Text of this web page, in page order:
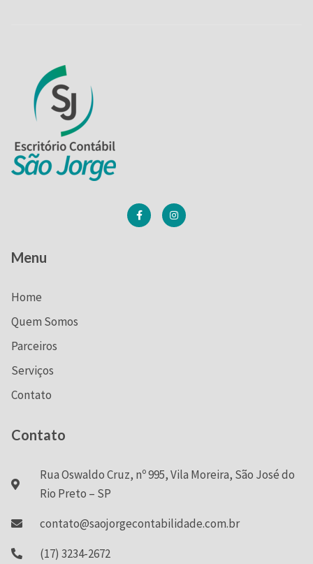
Menu
Home
Quem Somos
Parceiros
Serviços
Contato
Contato
Rua Oswaldo Cruz, nº 995, Vila Moreira, São José do
Rio Preto – SP
contato@saojorgecontabilidade.com.br
(17) 3234-2672